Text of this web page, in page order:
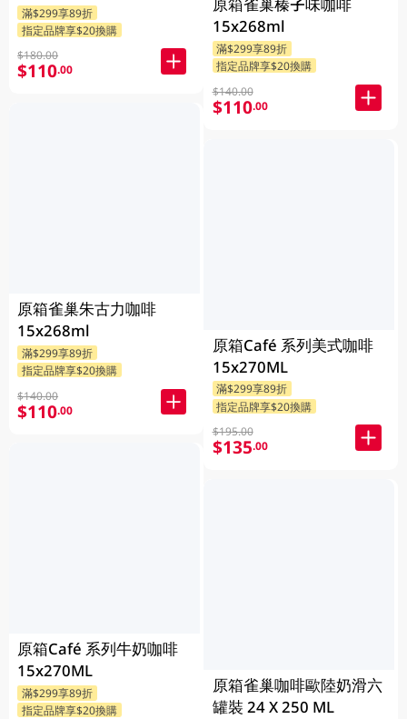
滿$299享89折
指定品牌享$20換購
$180.00
$110.00
原箱雀巢朱古力咖啡
15x268ml
滿$299享89折
指定品牌享$20換購
$140.00
$110.00
原箱Café 系列牛奶咖啡
15x270ML
滿$299享89折
指定品牌享$20換購
原箱雀巢榛子味咖啡
15x268ml
滿$299享89折
指定品牌享$20換購
$140.00
$110.00
原箱Café 系列美式咖啡
15x270ML
滿$299享89折
指定品牌享$20換購
$195.00
$135.00
原箱雀巢咖啡歐陸奶滑六
罐裝 24 X 250 ML